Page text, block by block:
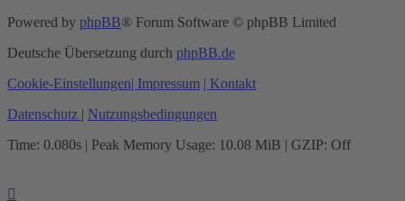
Powered by phpBB® Forum Software © phpBB Limited
Deutsche Übersetzung durch phpBB.de
Cookie-Einstellungen| Impressum | Kontakt
Datenschutz | Nutzungsbedingungen
Time: 0.080s | Peak Memory Usage: 10.08 MiB | GZIP: Off